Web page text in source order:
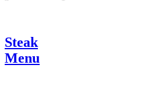
Steak
Menu